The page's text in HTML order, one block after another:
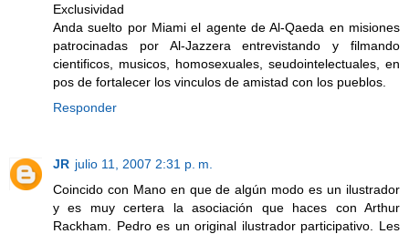
Exclusividad
Anda suelto por Miami el agente de Al-Qaeda en misiones
patrocinadas por Al-Jazzera entrevistando y filmando
cientificos, musicos, homosexuales, seudointelectuales, en
pos de fortalecer los vinculos de amistad con los pueblos.
Responder
JR julio 11, 2007 2:31 p. m.
Coincido con Mano en que de algún modo es un ilustrador
y es muy certera la asociación que haces con Arthur
Rackham. Pedro es un original ilustrador participativo. Les